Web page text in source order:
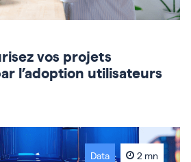
vos projets
l’adoption utilisateurs
Data 2 mn